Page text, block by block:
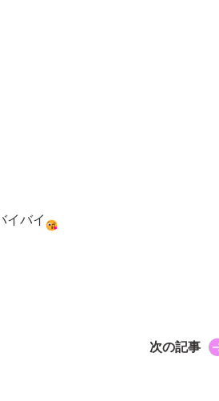
イバイ
次の記事